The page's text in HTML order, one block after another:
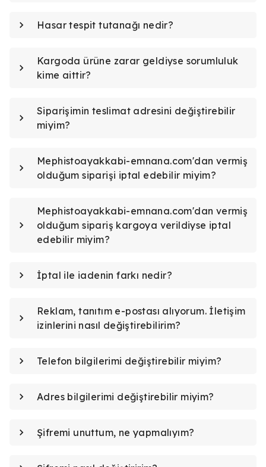
Hasar tespit tutanağı nedir?
Kargoda ürüne zarar geldiyse sorumluluk
kime aittir?
Siparişimin teslimat adresini değiştirebilir
miyim?
Mephistoayakkabi-emnana.com'dan vermiş
olduğum siparişi iptal edebilir miyim?
Mephistoayakkabi-emnana.com'dan vermiş
olduğum sipariş kargoya verildiyse iptal
edebilir miyim?
İptal ile iadenin farkı nedir?
Reklam, tanıtım e-postası alıyorum. İletişim
izinlerini nasıl değiştirebilirim?
Telefon bilgilerimi değiştirebilir miyim?
Adres bilgilerimi değiştirebilir miyim?
Şifremi unuttum, ne yapmalıyım?